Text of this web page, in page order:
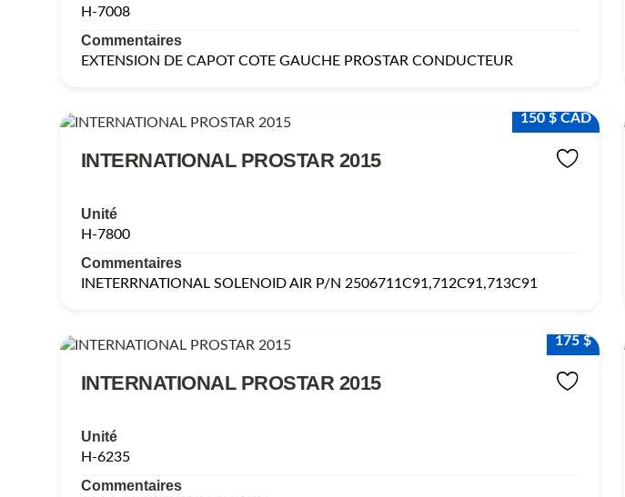
H-7008
Commentaires
EXTENSION DE CAPOT COTE GAUCHE PROSTAR CONDUCTEUR
150 $ CAD
INTERNATIONAL PROSTAR 2015
Unité
H-7800
Commentaires
INETERRNATIONAL SOLENOID AIR P/N 2506711C91,712C91,713C91
175 $
INTERNATIONAL PROSTAR 2015
Unité
H-6235
Commentaires